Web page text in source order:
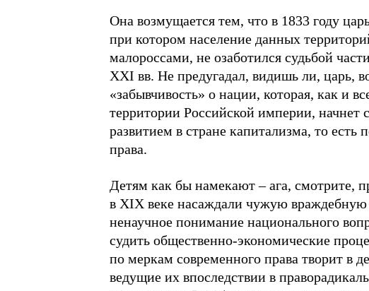
Она возмущается тем, что в 1833 году
при котором население данных
малороссами, не озаботился судьбой
XXI вв. Не предугадал, видишь ли, царь,
«забывчивость» о нации, которая, как и
территории Российской империи, начнет
развитием в стране капитализма, то есть
права.
Детям как бы намекают – ага, смотрите,
в XIX веке насаждали чужую враждебную
ненаучное понимание национального
судить общественно-экономические
по меркам современного права творит в
ведущие их впоследствии в